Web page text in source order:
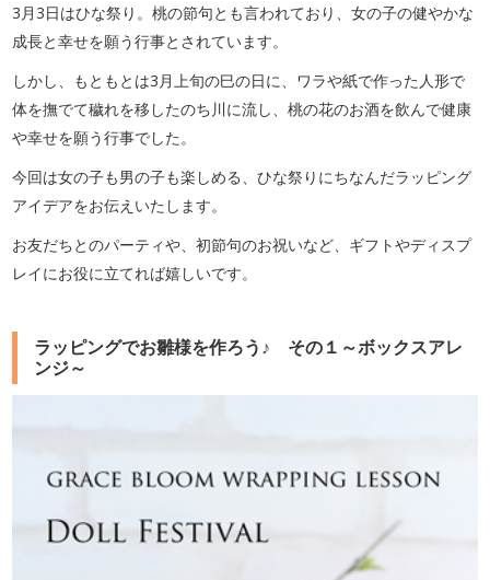
3月3日はひな祭り。桃の節句とも言われており、女の子の健やかな
成長と幸せを願う行事とされています。
しかし、もともとは3月上旬の巳の日に、ワラや紙で作った人形で
体を撫でて穢れを移したのち川に流し、桃の花のお酒を飲んで健康
や幸せを願う行事でした。
今回は女の子も男の子も楽しめる、ひな祭りにちなんだラッピング
アイデアをお伝えいたします。
お友だちとのパーティや、初節句のお祝いなど、ギフトやディスプ
レイにお役に立てれば嬉しいです。
ラッピングでお雛様を作ろう♪ その１～ボックスアレ
ンジ～